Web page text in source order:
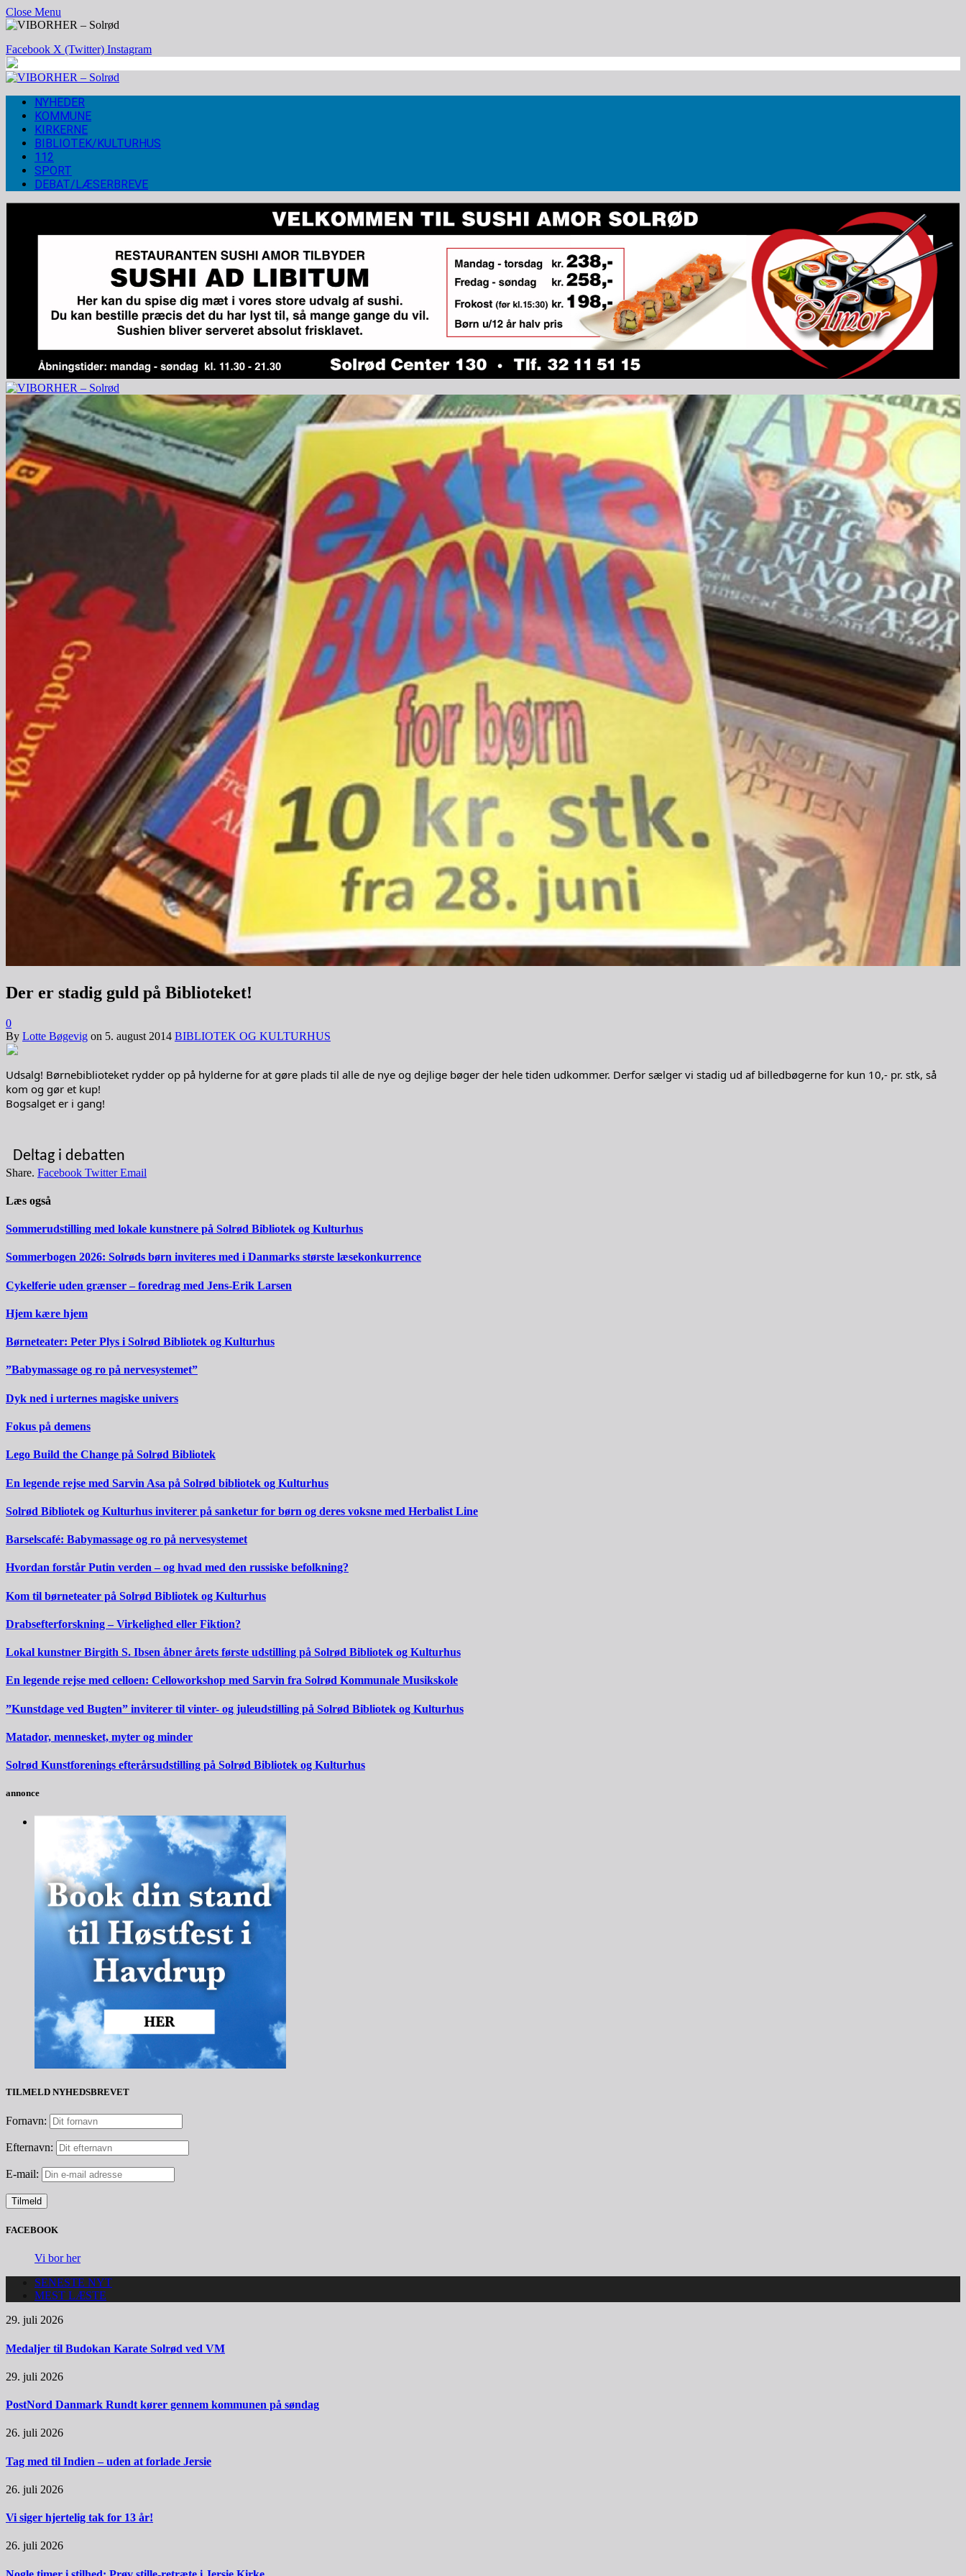
Close Menu
Facebook X (Twitter) Instagram
NYHEDER
KOMMUNE
KIRKERNE
BIBLIOTEK/KULTURHUS
112
SPORT
DEBAT/LÆSERBREVE
Der er stadig guld på Biblioteket!
0
By Lotte Bøgevig on 5. august 2014 BIBLIOTEK OG KULTURHUS
Udsalg! Børnebiblioteket rydder op på hylderne for at gøre plads til alle de nye og dejlige bøger der hele tiden udkommer. Derfor sælger vi stadig ud af billedbøgerne for kun 10,- pr. stk, så
kom og gør et kup!
Bogsalget er i gang!
Deltag i debatten
Share. Facebook Twitter Email
Læs også
Sommerudstilling med lokale kunstnere på Solrød Bibliotek og Kulturhus
Sommerbogen 2026: Solrøds børn inviteres med i Danmarks største læsekonkurrence
Cykelferie uden grænser – foredrag med Jens-Erik Larsen
Hjem kære hjem
Børneteater: Peter Plys i Solrød Bibliotek og Kulturhus
”Babymassage og ro på nervesystemet”
Dyk ned i urternes magiske univers
Fokus på demens
Lego Build the Change på Solrød Bibliotek
En legende rejse med Sarvin Asa på Solrød bibliotek og Kulturhus
Solrød Bibliotek og Kulturhus inviterer på sanketur for børn og deres voksne med Herbalist Line
Barselscafé: Babymassage og ro på nervesystemet
Hvordan forstår Putin verden – og hvad med den russiske befolkning?
Kom til børneteater på Solrød Bibliotek og Kulturhus
Drabsefterforskning – Virkelighed eller Fiktion?
Lokal kunstner Birgith S. Ibsen åbner årets første udstilling på Solrød Bibliotek og Kulturhus
En legende rejse med celloen: Celloworkshop med Sarvin fra Solrød Kommunale Musikskole
”Kunstdage ved Bugten” inviterer til vinter- og juleudstilling på Solrød Bibliotek og Kulturhus
Matador, mennesket, myter og minder
Solrød Kunstforenings efterårsudstilling på Solrød Bibliotek og Kulturhus
annonce
TILMELD NYHEDSBREVET
Fornavn:
Efternavn:
E-mail:
FACEBOOK
Vi bor her
SENESTE NYT
MEST LÆSTE
29. juli 2026
Medaljer til Budokan Karate Solrød ved VM
29. juli 2026
PostNord Danmark Rundt kører gennem kommunen på søndag
26. juli 2026
Tag med til Indien – uden at forlade Jersie
26. juli 2026
Vi siger hjertelig tak for 13 år!
26. juli 2026